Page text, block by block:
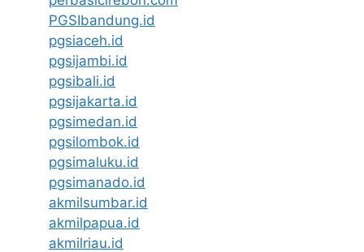
PGSIbandung.id
pgsiaceh.id
pgsijambi.id
pgsibali.id
pgsijakarta.id
pgsimedan.id
pgsilombok.id
pgsimaluku.id
pgsimanado.id
akmilsumbar.id
akmilpapua.id
akmilriau.id